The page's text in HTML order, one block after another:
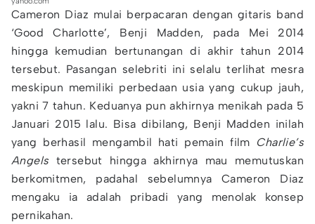
Cameron Diaz mulai berpacaran dengan gitaris band
‘Good Charlotte’, Benji Madden, pada Mei 2014
hingga kemudian bertunangan di akhir tahun 2014
tersebut. Pasangan selebriti ini selalu terlihat mesra
meskipun memiliki perbedaan usia yang cukup jauh,
yakni 7 tahun. Keduanya pun akhirnya menikah pada 5
Januari 2015 lalu. Bisa dibilang, Benji Madden inilah
yang berhasil mengambil hati pemain film Charlie’s
Angelstersebut hingga akhirnya mau memutuskan
berkomitmen, padahal sebelumnya Cameron Diaz
mengaku ia adalah pribadi yang menolak konsep
pernikahan.